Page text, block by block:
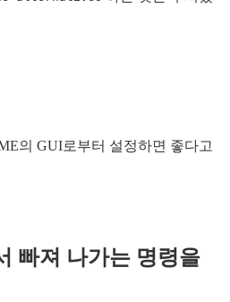
의 GUI로부터 설정하면 좋다고
빠져 나가는 명령을